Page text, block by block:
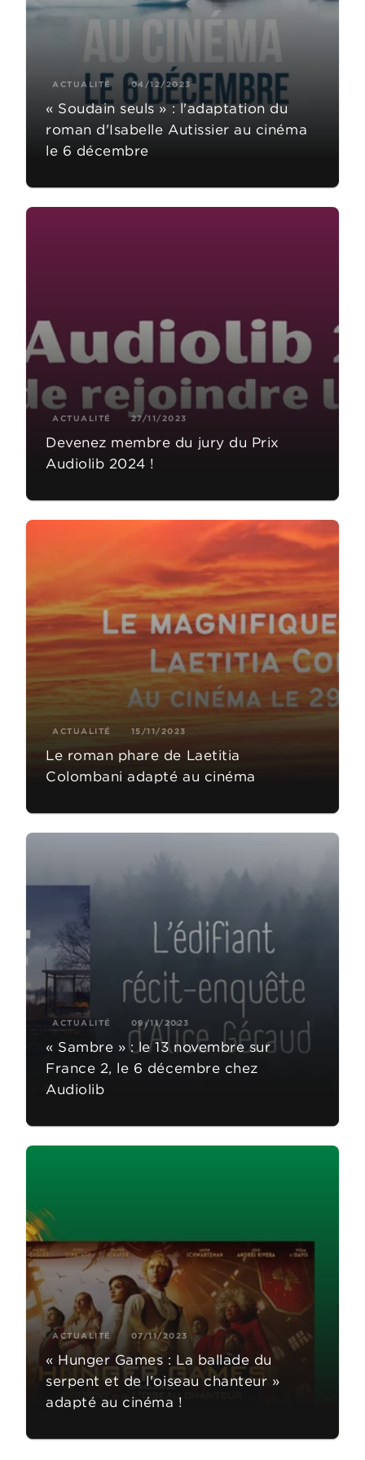
ACTUALITÉ 04/12/2023
« Soudain seuls » : l'adaptation du
roman d'Isabelle Autissier au cinéma
le 6 décembre
ACTUALITÉ 27/11/2023
Devenez membre du jury du Prix
Audiolib 2024 !
ACTUALITÉ 15/11/2023
Le roman phare de Laetitia
Colombani adapté au cinéma
ACTUALITÉ 09/11/2023
« Sambre » : le 13 novembre sur
France 2, le 6 décembre chez
Audiolib
ACTUALITÉ 07/11/2023
« Hunger Games : La ballade du
serpent et de l'oiseau chanteur »
adapté au cinéma !